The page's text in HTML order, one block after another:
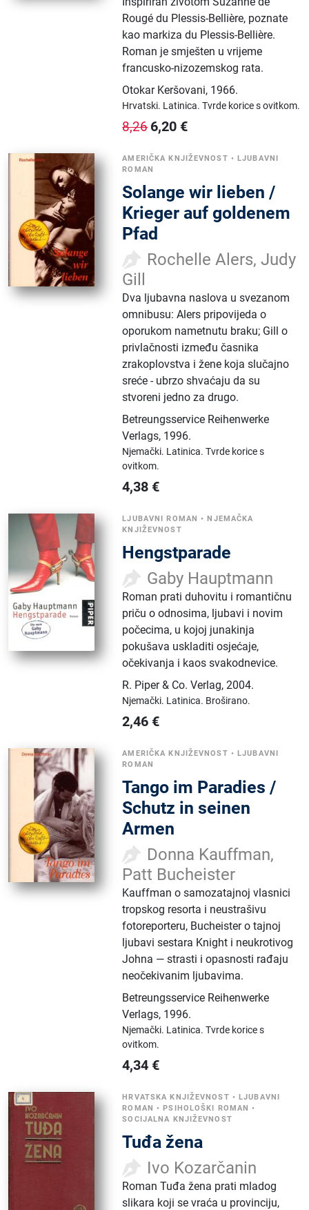
Rougé du Plessis-Bellière, poznate
kao markiza du Plessis-Bellière.
Roman je smješten u vrijeme
francusko-nizozemskog rata.
Otokar Keršovani, 1966.
Hrvatski. Latinica.Tvrde korice s ovitkom.
8,26 6,20 €
AMERIČKA KNJIŽEVNOST •LJUBAVNI
ROMAN
Solange wir lieben /
Krieger auf goldenem
Pfad
Rochelle Alers, Judy
Gill
Dva ljubavna naslova u svezanom
omnibusu: Alers pripovijeda o
oporukom nametnutu braku; Gill o
privlačnosti između časnika
zrakoplovstva i žene koja slučajno
sreće - ubrzo shvaćaju da su
stvoreni jedno za drugo.
Betreungsservice Reihenwerke
Verlags, 1996.
Njemački. Latinica.Tvrde korice s
ovitkom.
4,38 €
LJUBAVNI ROMAN •NJEMAČKA
KNJIŽEVNOST
Hengstparade
Gaby Hauptmann
Roman prati duhovitu i romantičnu
priču o odnosima, ljubavi i novim
počecima, u kojoj junakinja
pokušava uskladiti osjećaje,
očekivanja i kaos svakodnevice.
R. Piper & Co. Verlag,2004.
Njemački. Latinica. Broširano.
2,46 €
AMERIČKA KNJIŽEVNOST •LJUBAVNI
ROMAN
Tango im Paradies /
Schutz in seinen
Armen
Donna Kauffman,
Patt Bucheister
Kauffman o samozatajnoj vlasnici
tropskog resorta i neustrašivu
fotoreporteru, Bucheister o tajnoj
ljubavi sestara Knight i neukrotivog
Johna — strasti i opasnosti rađaju
neočekivanim ljubavima.
Betreungsservice Reihenwerke
Verlags, 1996.
Njemački. Latinica.Tvrde korice s
ovitkom.
4,34 €
HRVATSKA KNJIŽEVNOST •LJUBAVNI
ROMAN •PSIHOLOŠKI ROMAN •
SOCIJALNA KNJIŽEVNOST
Tuđa žena
Ivo Kozarčanin
Roman Tuđa žena prati mladog
slikara koji se vraća u provinciju,